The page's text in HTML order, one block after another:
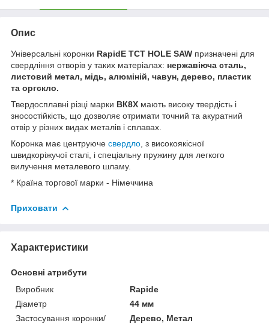
Опис
Універсальні коронки RapidE TCT HOLE SAW призначені для
свердління отворів у таких матеріалах: нержавіюча сталь,
листовий метал, мідь, алюміній, чавун, дерево, пластик
та оргскло.
Твердосплавні різці марки ВК8Х мають високу твердість і
зносостійкість, що дозволяє отримати точний та акуратний
отвір у різних видах металів і сплавах.
Коронка має центруюче свердло , з високоякісної
швидкоріжучої сталі, і спеціальну пружину для легкого
вилучення металевого шламу.
* Країна торгової марки - Німеччина
Приховати
Характеристики
Основні атрибути
Виробник
Rapide
Діаметр
44 мм
Застосування коронки/
Дерево, Метал